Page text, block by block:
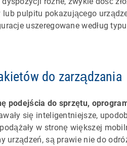
pulpitu pokazującego
uszeregowane według
do zarządzania
podejścia do sprzętu,
się inteligentniejsze,
w stronę większej
urządzeń, są prawie nie do